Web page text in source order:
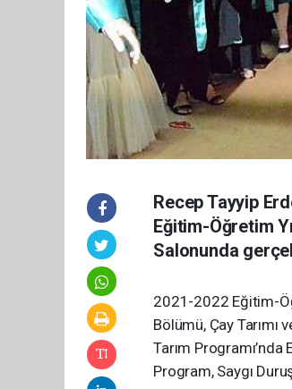
Recep Tayyip
Eğitim-Öğretim
Salonunda
2021-2022 Eğitim-
Bölümü, Çay
Tarım
Program, Saygı